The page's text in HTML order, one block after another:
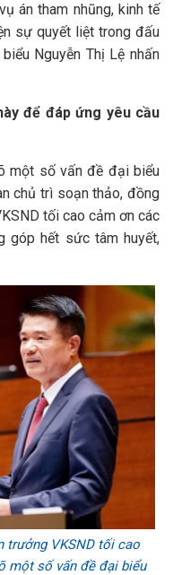
án tham nhũng, kinh tế
sự quyết liệt trong đấu
Nguyễn Thị Lệ nhấn
để đáp ứng yêu cầu
một số vấn đề đại biểu
chủ trì soạn thảo, đồng
tối cao cảm ơn các
góp hết sức tâm huyết,
trưởng VKSND tối cao
một số vấn đề đại biểu